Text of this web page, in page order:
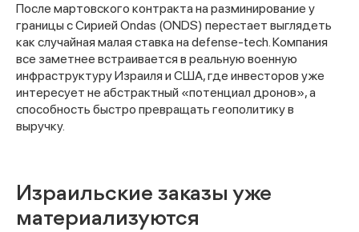
После мартовского контракта на разминирование у
границы с Сирией Ondas (ONDS) перестает выглядеть
как случайная малая ставка на defense-tech. Компания
все заметнее встраивается в реальную военную
инфраструктуру Израиля и США, где инвесторов уже
интересует не абстрактный «потенциал дронов», а
способность быстро превращать геополитику в
выручку.
Израильские заказы уже
материализуются